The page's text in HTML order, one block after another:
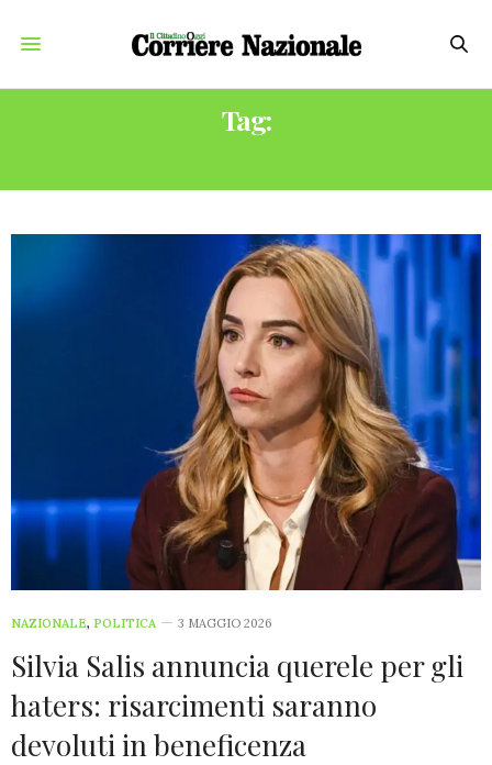
Tag:
NAZIONALE, POLITICA 3 MAGGIO 2026
Silvia Salis annuncia querele per gli
haters: risarcimenti saranno
devoluti in beneficenza